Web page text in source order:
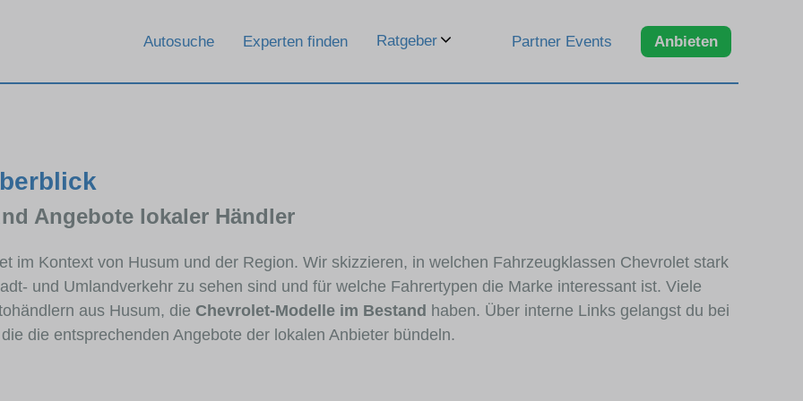
Autosuche Experten finden Ratgeber Partner Events Anbieten
Angebote lokaler Händler
im Kontext von Husum und der Region. Wir skizzieren, in welchen Fahrzeugklassen Chevrolet stark
und Umlandverkehr zu sehen sind und für welche Fahrertypen die Marke interessant ist. Viele
aus Husum, die Chevrolet-Modelle im Bestand haben. Über interne Links gelangst du bei
die entsprechenden Angebote der lokalen Anbieter bündeln.